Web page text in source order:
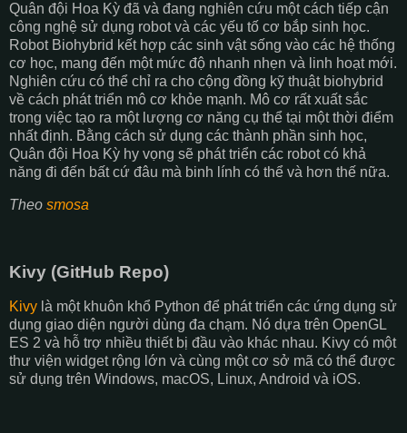
Quân đội Hoa Kỳ đã và đang nghiên cứu một cách tiếp cận
công nghệ sử dụng robot và các yếu tố cơ bắp sinh học.
Robot Biohybrid kết hợp các sinh vật sống vào các hệ thống
cơ học, mang đến một mức độ nhanh nhẹn và linh hoạt mới.
Nghiên cứu có thể chỉ ra cho cộng đồng kỹ thuật biohybrid
về cách phát triển mô cơ khỏe mạnh. Mô cơ rất xuất sắc
trong việc tạo ra một lượng cơ năng cụ thể tại một thời điểm
nhất định. Bằng cách sử dụng các thành phần sinh học,
Quân đội Hoa Kỳ hy vọng sẽ phát triển các robot có khả
năng đi đến bất cứ đâu mà binh lính có thể và hơn thế nữa.
Theo smosa
Kivy (GitHub Repo)
Kivy là một khuôn khổ Python để phát triển các ứng dụng sử
dụng giao diện người dùng đa chạm. Nó dựa trên OpenGL
ES 2 và hỗ trợ nhiều thiết bị đầu vào khác nhau. Kivy có một
thư viện widget rộng lớn và cùng một cơ sở mã có thể được
sử dụng trên Windows, macOS, Linux, Android và iOS.